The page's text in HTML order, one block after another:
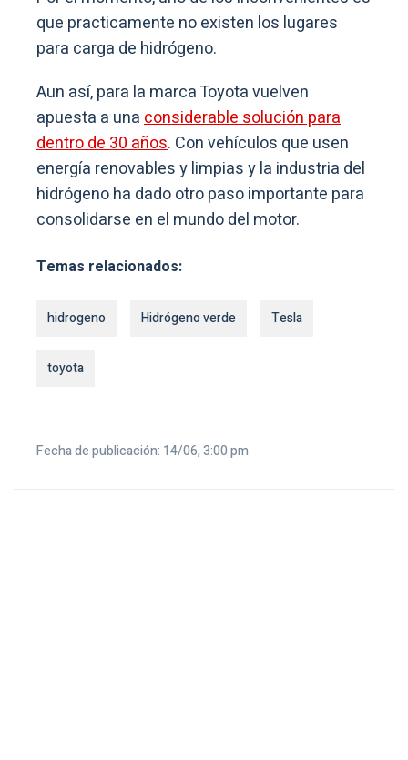
que practicamente no existen los lugares
para carga de hidrógeno.
Aun así, para la marca Toyota vuelven
apuesta a unaconsiderable solución para
dentro de 30 años. Con vehículos que usen
energía renovables y limpias y la industria del
hidrógeno ha dado otro paso importante para
consolidarse en el mundo del motor.
Temas relacionados:
hidrogeno Hidrógeno verde Tesla
toyota
Fecha de publicación: 14/06, 3:00 pm